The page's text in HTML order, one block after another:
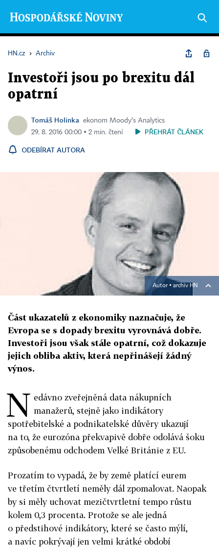
HN.cz › Archiv
Investoři jsou po brexitu dál
opatrní
Tomáš Holinka
ekonom Moody’s Analytics
29. 8. 2016 00:00 ▪ 2 min. čtení
PŘEHRÁT ČLÁNEK
ODEBÍRAT AUTORA
Autor ▪ archiv HN
Část ukazatelů z ekonomiky naznačuje, že
Evropa se s dopady brexitu vyrovnává dobře.
Investoři jsou však stále opatrní, což dokazuje
jejich obliba aktiv, která nepřinášejí žádný
výnos.
N edávno zveřejněná data nákupních
manažerů, stejně jako indikátory
spotřebitelské a podnikatelské důvěry ukazují
na to, že eurozóna překvapivě dobře odolává šoku
způsobenému odchodem Velké Británie z EU.
Prozatím to vypadá, že by země platící eurem
ve třetím čtvrtletí neměly dál zpomalovat. Naopak
by si měly uchovat mezičtvrtletní tempo růstu
kolem 0,3 procenta. Protože se ale jedná
o předstihové indikátory, které se často mýlí,
a navíc pokrývají jen velmi krátké období